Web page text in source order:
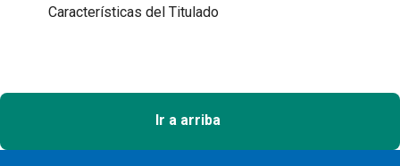
Características del Titulado
Ir a arriba